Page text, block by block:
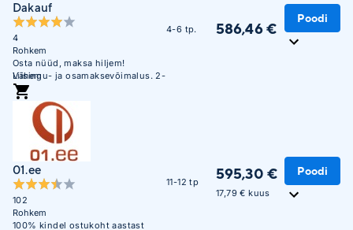
Dakauf
4
Rohkem
Osta nüüd, maksa hiljem!
Liisingu- ja osamaksevõimalus. 2-
aastane garantii. 0% KM
ettevõttele.
Vähem
4-6 tp. 586,46 €
Poodi
01.ee
102
Rohkem
100% kindel ostukoht aastast
11-12 tp 595,30 €
17,79 € kuus
Poodi